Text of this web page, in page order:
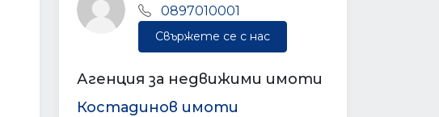
0897010001
Свържете се с нас
Агенция за недвижими имоти
Костадинов имоти